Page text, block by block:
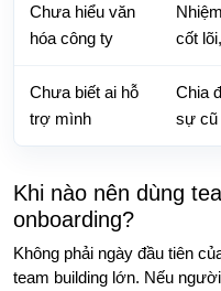
Chưa hiểu văn
hóa công ty
cốt
Chưa biết ai hỗ
trợ mình
Chia
sự cũ
Khi nào nên dùng
onboarding?
Không phải ngày đầu tiên
team building lớn. Nếu